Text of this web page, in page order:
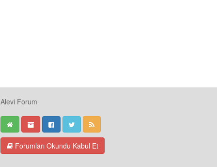
Alevi Forum
Forumları Okundu Kabul Et